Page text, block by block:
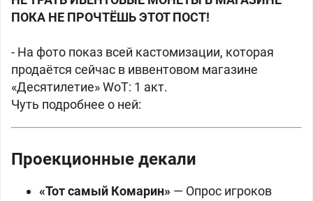
ПОКА НЕ ПРОЧТЁШЬ ЭТОТ ПОСТ!
- На фото показ всей кастомизации, которая
продаётся сейчас в иввентовом магазине
«Десятилетие» WoT: 1 акт.
Чуть подробнее о ней:
Проекционные декали
«Тот самый Комарин» — Опрос игроков